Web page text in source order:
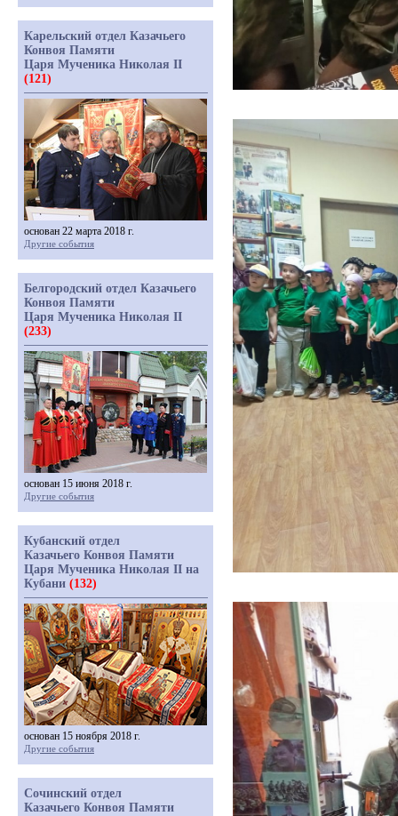
Карельский отдел Казачьего
Конвоя Памяти
Царя Мученика Николая II
(121)
основан 22 марта 2018 г.
Другие события
Белгородский отдел Казачьего
Конвоя Памяти
Царя Мученика Николая II
(233)
основан 15 июня 2018 г.
Другие события
Кубанский отдел
Казачьего Конвоя Памяти
Царя Мученика Николая II на
Кубани (132)
основан 15 ноября 2018 г.
Другие события
Сочинский отдел
Казачьего Конвоя Памяти